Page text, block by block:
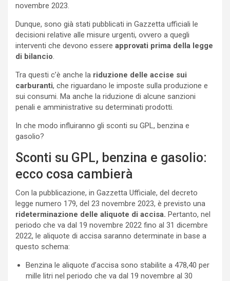
novembre 2023.
Dunque, sono già stati pubblicati in Gazzetta ufficiali le
decisioni relative alle misure urgenti, ovvero a quegli
interventi che devono essere approvati prima della legge
di bilancio
Tra questi c’è anche la riduzione delle accise sui
carburanti, che riguardano le imposte sulla produzione e
sui consumi. Ma anche la riduzione di alcune sanzioni
penali e amministrative su determinati prodotti.
In che modo influiranno gli sconti su GPL, benzina e
gasolio?
Sconti su GPL, benzina e gasolio:
ecco cosa cambierà
Con la pubblicazione, in Gazzetta Ufficiale, del decreto
legge numero 179, del 23 novembre 2023, è previsto una
rideterminazione delle aliquote di accisa. Pertanto, nel
periodo che va dal 19 novembre 2022 fino al 31 dicembre
2022, le aliquote di accisa saranno determinate in base a
questo schema:
Benzina le aliquote d’accisa sono stabilite a 478,40 per
mille litri nel periodo che va dal 19 novembre al 30